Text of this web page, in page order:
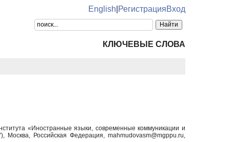
English РегистрацияВход
КЛЮЧЕВЫЕ СЛОВА
«Иностранные языки, современные коммуникации и
Москва, Российская Федерация, mahmudovasm@mgppu.ru,